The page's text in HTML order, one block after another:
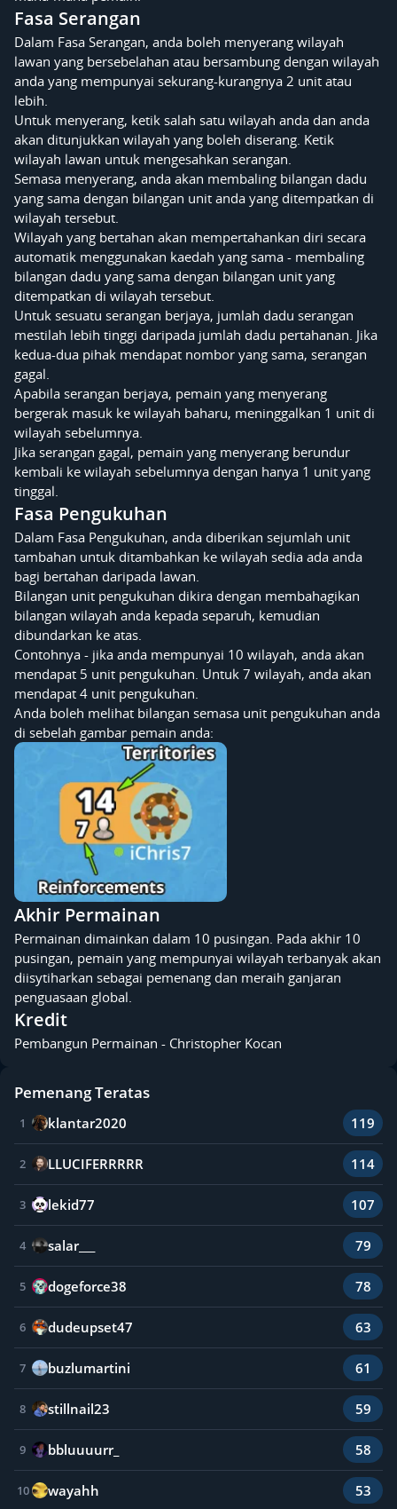
Fasa Serangan
Dalam Fasa Serangan, anda boleh menyerang wilayah
lawan yang bersebelahan atau bersambung dengan wilayah
anda yang mempunyai sekurang-kurangnya 2 unit atau
lebih.
Untuk menyerang, ketik salah satu wilayah anda dan anda
akan ditunjukkan wilayah yang boleh diserang. Ketik
wilayah lawan untuk mengesahkan serangan.
Semasa menyerang, anda akan membaling bilangan dadu
yang sama dengan bilangan unit anda yang ditempatkan di
wilayah tersebut.
Wilayah yang bertahan akan mempertahankan diri secara
automatik menggunakan kaedah yang sama - membaling
bilangan dadu yang sama dengan bilangan unit yang
ditempatkan di wilayah tersebut.
Untuk sesuatu serangan berjaya, jumlah dadu serangan
mestilah lebih tinggi daripada jumlah dadu pertahanan. Jika
kedua-dua pihak mendapat nombor yang sama, serangan
gagal.
Apabila serangan berjaya, pemain yang menyerang
bergerak masuk ke wilayah baharu, meninggalkan 1 unit di
wilayah sebelumnya.
Jika serangan gagal, pemain yang menyerang berundur
kembali ke wilayah sebelumnya dengan hanya 1 unit yang
tinggal.
Fasa Pengukuhan
Dalam Fasa Pengukuhan, anda diberikan sejumlah unit
tambahan untuk ditambahkan ke wilayah sedia ada anda
bagi bertahan daripada lawan.
Bilangan unit pengukuhan dikira dengan membahagikan
bilangan wilayah anda kepada separuh, kemudian
dibundarkan ke atas.
Contohnya - jika anda mempunyai 10 wilayah, anda akan
mendapat 5 unit pengukuhan. Untuk 7 wilayah, anda akan
mendapat 4 unit pengukuhan.
Anda boleh melihat bilangan semasa unit pengukuhan anda
di sebelah gambar pemain anda:
Akhir Permainan
Permainan dimainkan dalam 10 pusingan. Pada akhir 10
pusingan, pemain yang mempunyai wilayah terbanyak akan
diisytiharkan sebagai pemenang dan meraih ganjaran
penguasaan global.
Kredit
Pembangun Permainan - Christopher Kocan
Pemenang Teratas
1 klantar2020 119
2 LLUCIFERRRRR 114
3 lekid77 107
4 salar___ 79
5 dogeforce38 78
6 dudeupset47 63
7 buzlumartini 61
8 stillnail23 59
9 bbluuuurr_ 58
10 wayahh 53